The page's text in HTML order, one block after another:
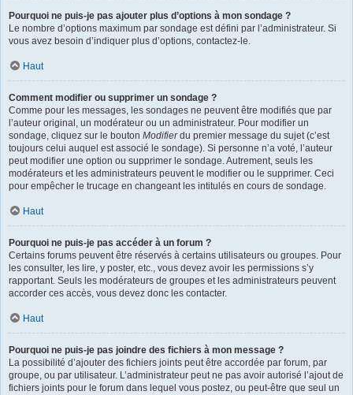
Pourquoi ne puis-je pas ajouter plus d’options à mon sondage ?
Le nombre d’options maximum par sondage est défini par l’administrateur. Si
vous avez besoin d’indiquer plus d’options, contactez-le.
Haut
Comment modifier ou supprimer un sondage ?
Comme pour les messages, les sondages ne peuvent être modifiés que par
l’auteur original, un modérateur ou un administrateur. Pour modifier un
sondage, cliquez sur le bouton Modifierdu premier message du sujet (c’est
toujours celui auquel est associé le sondage). Si personne n’a voté, l’auteur
peut modifier une option ou supprimer le sondage. Autrement, seuls les
modérateurs et les administrateurs peuvent le modifier ou le supprimer. Ceci
pour empêcher le trucage en changeant les intitulés en cours de sondage.
Haut
Pourquoi ne puis-je pas accéder à un forum ?
Certains forums peuvent être réservés à certains utilisateurs ou groupes. Pour
les consulter, les lire, y poster, etc., vous devez avoir les permissions s’y
rapportant. Seuls les modérateurs de groupes et les administrateurs peuvent
accorder ces accès, vous devez donc les contacter.
Haut
Pourquoi ne puis-je pas joindre des fichiers à mon message ?
La possibilité d’ajouter des fichiers joints peut être accordée par forum, par
groupe, ou par utilisateur. L’administrateur peut ne pas avoir autorisé l’ajout de
fichiers joints pour le forum dans lequel vous postez, ou peut-être que seul un